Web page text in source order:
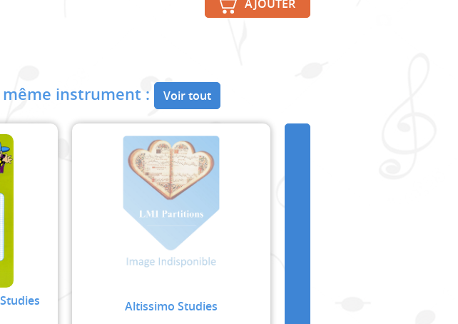
AJOUTER
instrument : Voir tout
Altissimo Studies